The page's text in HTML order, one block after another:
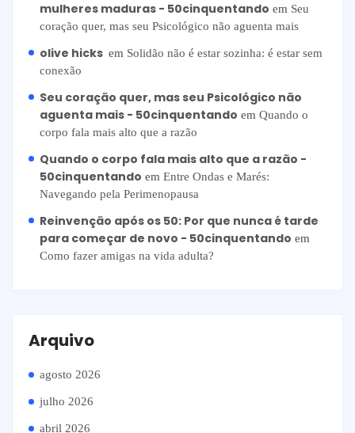
mulheres maduras - 50cinquentando em Seu
coração quer, mas seu Psicológico não aguenta mais
olive hicks em Solidão não é estar sozinha: é estar sem
conexão
Seu coração quer, mas seu Psicológico não
aguenta mais - 50cinquentando em Quando o
corpo fala mais alto que a razão
Quando o corpo fala mais alto que a razão -
50cinquentando em Entre Ondas e Marés:
Navegando pela Perimenopausa
Reinvenção após os 50: Por que nunca é tarde
para começar de novo - 50cinquentando em
Como fazer amigas na vida adulta?
Arquivo
agosto 2026
julho 2026
abril 2026